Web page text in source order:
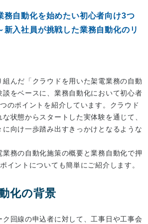
務自動化を始めたい初心者向け3つ
入社員が挑戦した業務自動化のリ
んだ「クラウドを用いた架電業務の自動
談をベースに、業務自動化において初心者
のポイントを紹介しています。クラウド
状態からスタートした実体験を通じて、
に向け一歩踏み出すきっかけとなるような
業務の自動化施策の概要と業務自動化で押
イントについても簡単にご紹介します。
化の背景
ク回線の申込者に対して、工事日や工事会